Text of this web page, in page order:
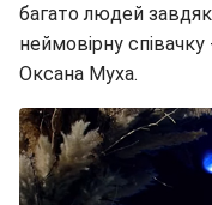
багато людей
неймовірну
Оксана Муха.